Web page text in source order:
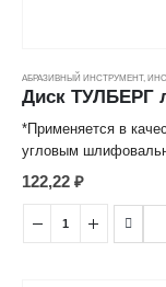
АБРАЗИВНЫЙ ИНСТРУМЕНТ,
*Применяется в
угловым
обработки кромок, сварных швов деталей и конструкций из
различных марок
пластиков.
*Лепестковая
122,22 ₽